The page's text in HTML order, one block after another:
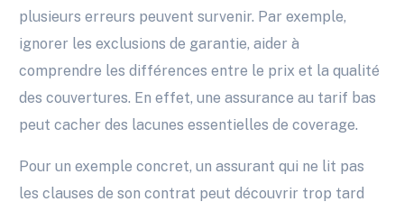
plusieurs erreurs peuvent survenir. Par exemple,
ignorer les exclusions de garantie, aider à
comprendre les différences entre le prix et la qualité
des couvertures. En effet, une assurance au tarif bas
peut cacher des lacunes essentielles de coverage.
Pour un exemple concret, un assurant qui ne lit pas
les clauses de son contrat peut découvrir trop tard